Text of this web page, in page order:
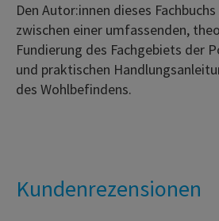
Den Autor:innen dieses
zwischen einer umfassenden,
Fundierung des Fachgebiets der
und praktischen
des Wohlbefindens.
Kundenrezensionen